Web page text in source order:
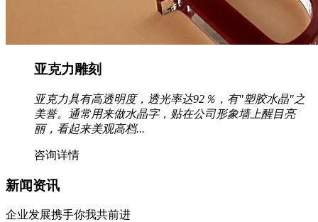
亚克力雕刻
亚克力具有高透明度，透光率达92％，有"塑胶水晶"之
美誉。通常用来做水晶字，贴在公司形象墙上醒目亮
丽，看起来美观高档...
咨询详情
新闻资讯
企业发展携手你我共前进